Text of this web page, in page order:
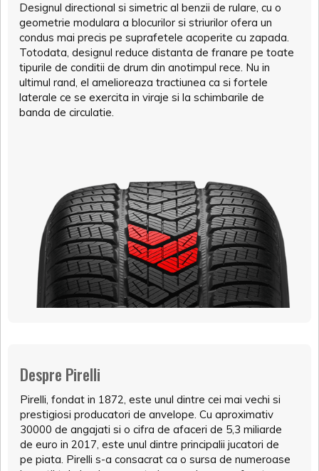
Designul directional si simetric al benzii de rulare, cu o
geometrie modulara a blocurilor si striurilor ofera un
condus mai precis pe suprafetele acoperite cu zapada.
Totodata, designul reduce distanta de franare pe toate
tipurile de conditii de drum din anotimpul rece. Nu in
ultimul rand, el amelioreaza tractiunea ca si fortele
laterale ce se exercita in viraje si la schimbarile de
banda de circulatie.
Despre Pirelli
Pirelli, fondat in 1872, este unul dintre cei mai vechi si
prestigiosi producatori de anvelope. Cu aproximativ
30000 de angajati si o cifra de afaceri de 5,3 miliarde
de euro in 2017, este unul dintre principalii jucatori de
pe piata. Pirelli s-a consacrat ca o sursa de numeroase